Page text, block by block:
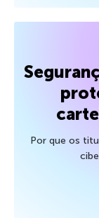
Por que os